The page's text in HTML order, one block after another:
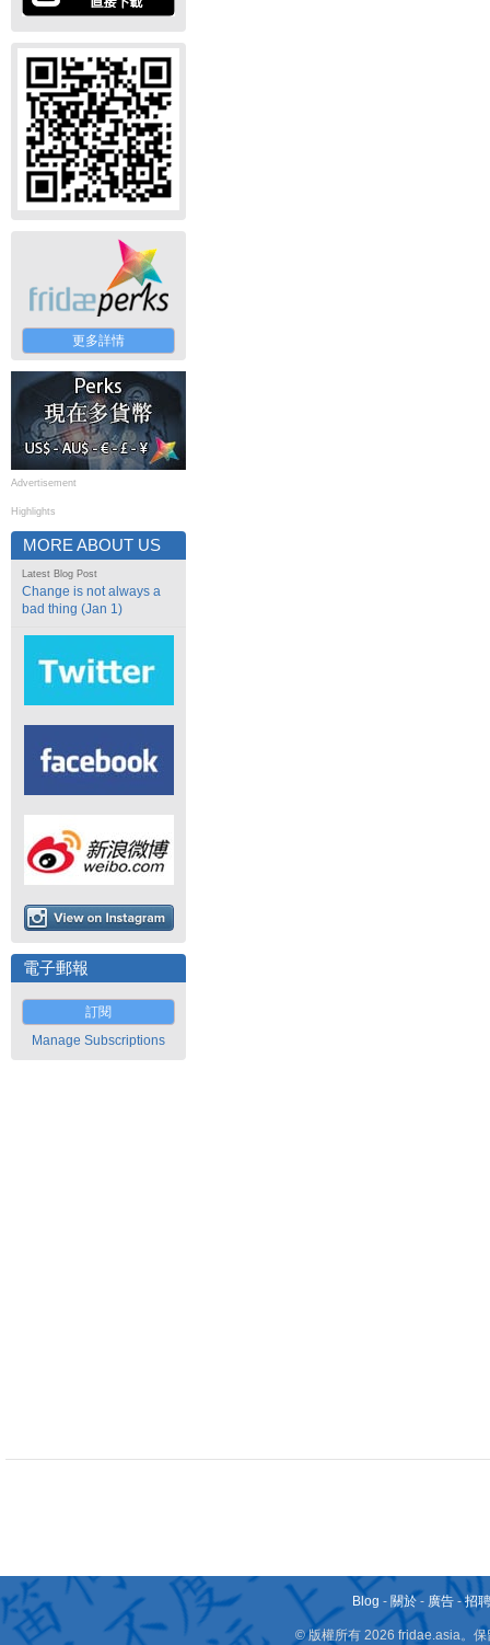
更多詳情
Advertisement
Highlights
MORE ABOUT US
Latest Blog Post
Change is not always a
bad thing (Jan 1)
電子郵報
訂閱
Manage Subscriptions
Blog - 關於 - 廣告 -招
© 版權所有 2026 fridae.asia。